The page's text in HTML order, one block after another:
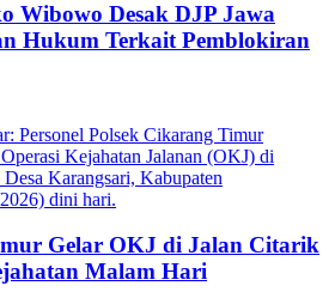
Wibowo Desak DJP Jawa
Hukum Terkait Pemblokiran
Personel Polsek Cikarang Timur
Kejahatan Jalanan (OKJ) di
Karangsari, Kabupaten
dini hari.
Gelar OKJ di Jalan Citarik
Malam Hari